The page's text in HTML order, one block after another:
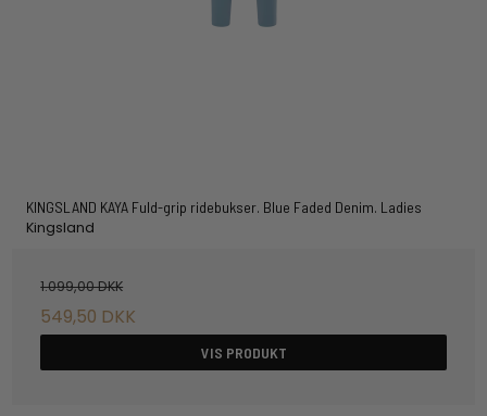
KINGSLAND KAYA Fuld-grip ridebukser. Blue Faded Denim. Ladies
Kingsland
1.099,00 DKK
549,50 DKK
VIS PRODUKT